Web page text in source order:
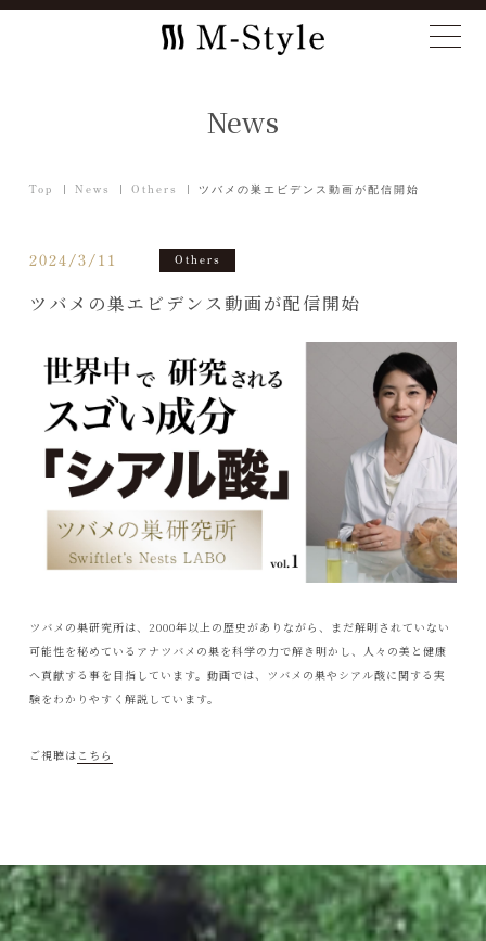
News
Top News Others ツバメの巣エビデンス動画が配信開始
2024/3/11 Others
ツバメの巣エビデンス動画が配信開始
ツバメの巣研究所は、2000年以上の歴史がありながら、まだ解明されていない
可能性を秘めているアナツバメの巣を科学の力で解き明かし、人々の美と健康
へ貢献する事を目指しています。動画では、ツバメの巣やシアル酸に関する実
験をわかりやすく解説しています。
ご視聴は こちら